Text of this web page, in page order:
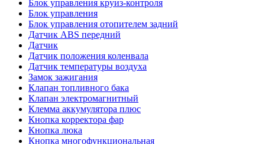
Блок управления круиз-контроля
Блок управления
Блок управления отопителем задний
Датчик ABS передний
Датчик
Датчик положения коленвала
Датчик температуры воздуха
Замок зажигания
Клапан топливного бака
Клапан электромагнитный
Клемма аккумулятора плюс
Кнопка корректора фар
Кнопка люка
Кнопка многофункциональная